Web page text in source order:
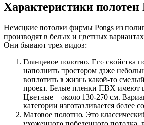
Характеристики
Немецкие потолки фирмы Pongs из
производят в белых и цветных
Они бывают трех видов:
Глянцевое полотно. Его свойства
наполнить простором даже
воплотить в жизнь какой-то
проект. Белые пленки ПВХ имеют
Цветные – около 130-270 см.
категории изготавливается более
Матовое полотно. Это